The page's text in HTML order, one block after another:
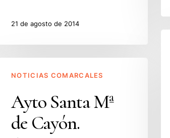
21 de agosto de 2014
Santa
Cayón.
NOTICIAS COMARCALES
Ayto Santa Mª
de Cayón.